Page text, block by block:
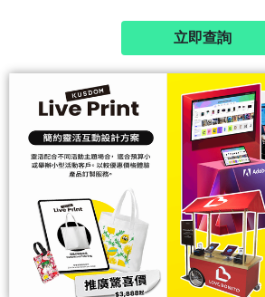
立即查詢